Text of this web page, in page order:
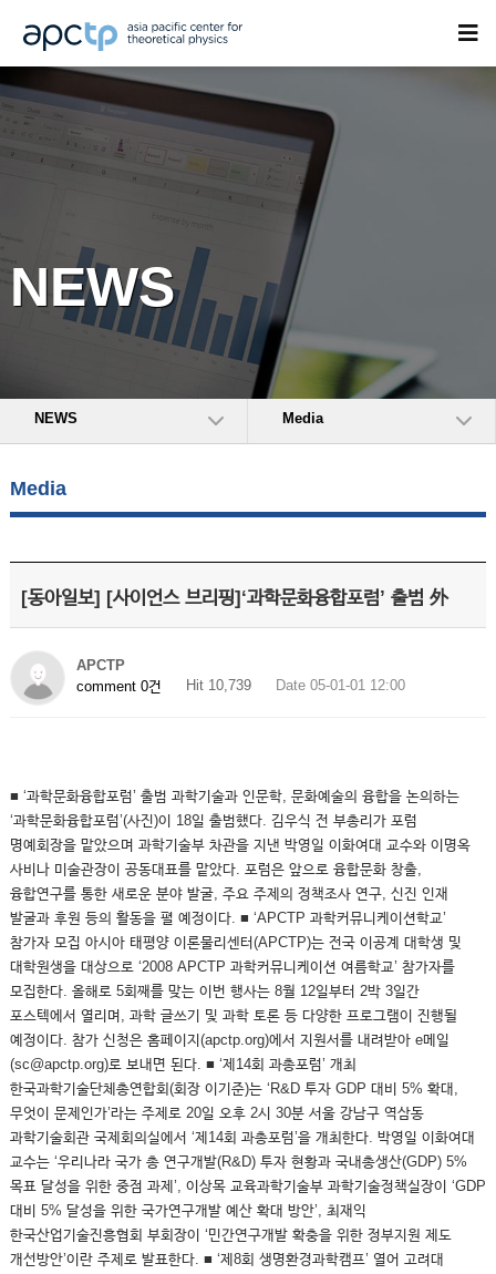
NEWS
NEWS Media
Media
[동아일보] [사이언스 브리핑]‘과학문화융합포럼’ 출범 外
APCTP
comment 0건
Hit 10,739 Date 05-01-01 12:00
■ ‘과학문화융합포럼’ 출범 과학기술과 인문학, 문화예술의 융합을 논의하는
‘과학문화융합포럼’(사진)이 18일 출범했다. 김우식 전 부총리가 포럼
명예회장을 맡았으며 과학기술부 차관을 지낸 박영일 이화여대 교수와 이명옥
사비나 미술관장이 공동대표를 맡았다. 포럼은 앞으로 융합문화 창출,
융합연구를 통한 새로운 분야 발굴, 주요 주제의 정책조사 연구, 신진 인재
발굴과 후원 등의 활동을 펼 예정이다. ■ ‘APCTP 과학커뮤니케이션학교’
참가자 모집 아시아 태평양 이론물리센터(APCTP)는 전국 이공계 대학생 및
대학원생을 대상으로 ‘2008 APCTP 과학커뮤니케이션 여름학교’ 참가자를
모집한다. 올해로 5회째를 맞는 이번 행사는 8월 12일부터 2박 3일간
포스텍에서 열리며, 과학 글쓰기 및 과학 토론 등 다양한 프로그램이 진행될
예정이다. 참가 신청은 홈페이지(apctp.org)에서 지원서를 내려받아 e메일
(sc@apctp.org)로 보내면 된다. ■ ‘제14회 과총포럼’ 개최
한국과학기술단체총연합회(회장 이기준)는 ‘R&D 투자 GDP 대비 5% 확대,
무엇이 문제인가’라는 주제로 20일 오후 2시 30분 서울 강남구 역삼동
과학기술회관 국제회의실에서 ‘제14회 과총포럼’을 개최한다. 박영일 이화여대
교수는 ‘우리나라 국가 총 연구개발(R&D) 투자 현황과 국내총생산(GDP) 5%
목표 달성을 위한 중점 과제’, 이상목 교육과학기술부 과학기술정책실장이 ‘GDP
대비 5% 달성을 위한 국가연구개발 예산 확대 방안’, 최재익
한국산업기술진흥협회 부회장이 ‘민간연구개발 확충을 위한 정부지원 제도
개선방안’이란 주제로 발표한다. ■ ‘제8회 생명환경과학캠프’ 열어 고려대